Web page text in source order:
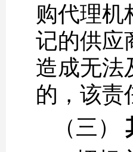
购代理机
记的供应
造成无法
的，该责
（三）